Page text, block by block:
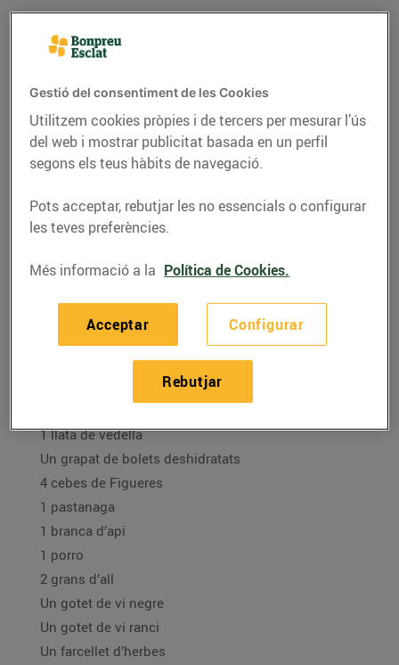
Llata de vedella amb
bolets
1 llata de vedella
Un grapat de bolets deshidratats
4 cebes de Figueres
1 pastanaga
1 branca d’api
1 porro
2 grans d’all
Un gotet de vi negre
Un gotet de vi ranci
Un farcellet d’herbes
Gestió del consentiment de les Cookies
Utilitzem cookies pròpies i de tercers per mesurar l’ús
del web i mostrar publicitat basada en un perfil
segons els teus hàbits de navegació.
Pots acceptar, rebutjar les no essencials o configurar
les teves preferències.
Més informació a la Política de Cookies.
Configurar
Rebutjar
Acceptar